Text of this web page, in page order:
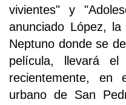
vivientes" y
anunciado López,
Neptuno donde se
película, llevará
recientemente,
urbano de San